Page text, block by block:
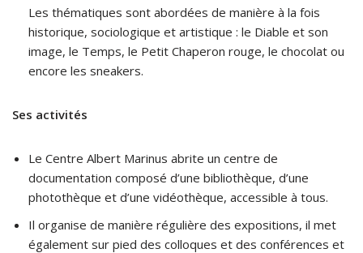
Les thématiques sont abordées de manière à la fois
historique, sociologique et artistique : le Diable et son
image, le Temps, le Petit Chaperon rouge, le chocolat ou
encore les sneakers.
Ses activités
Le Centre Albert Marinus abrite un centre de
documentation composé d’une bibliothèque, d’une
photothèque et d’une vidéothèque, accessible à tous.
Il organise de manière régulière des expositions, il met
également sur pied des colloques et des conférences et